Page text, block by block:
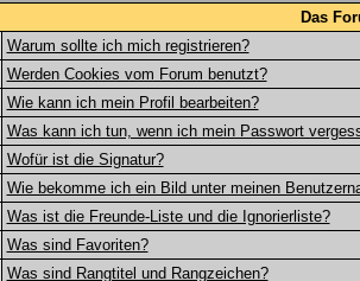
Das
Warum sollte ich mich registrieren?
Werden Cookies vom Forum benutzt?
Wie kann ich mein Profil bearbeiten?
Was kann ich tun, wenn ich mein Passwort
Wofür ist die Signatur?
Wie bekomme ich ein Bild unter meinen
Was ist die Freunde-Liste und die Ignorierliste?
Was sind Favoriten?
Was sind Rangtitel und Rangzeichen?